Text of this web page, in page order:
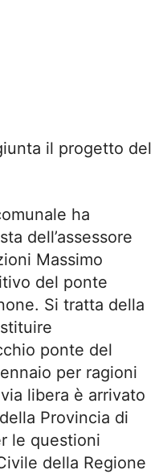
il progetto del
ha
dell’assessore
Massimo
del ponte
Si tratta della
ponte del
per ragioni
libera è arrivato
Provincia di
le questioni
della Regione